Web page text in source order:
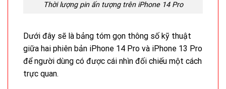
Thời lượng pin ấn tượng trên iPhone 14 Pro
Dưới đây sẽ là bảng tóm gọn thông số kỹ thuật
giữa hai phiên bản iPhone 14 Pro và iPhone 13 Pro
để người dùng có được cái nhìn đối chiếu một cách
trực quan.